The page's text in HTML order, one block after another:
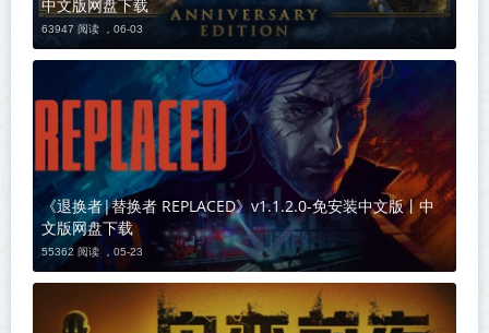
中文版网盘下载
63947 阅读 ， 06-03
《退换者|替换者 REPLACED》v1.1.2.0-免安装中文版丨中
文版网盘下载
55362 阅读 ， 05-23